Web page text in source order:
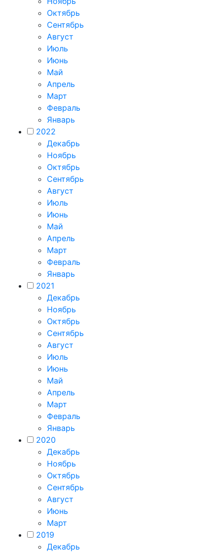
Октябрь
Сентябрь
Август
Июль
Июнь
Май
Апрель
Март
Февраль
Январь
2022
Декабрь
Ноябрь
Октябрь
Сентябрь
Август
Июль
Июнь
Май
Апрель
Март
Февраль
Январь
2021
Декабрь
Ноябрь
Октябрь
Сентябрь
Август
Июль
Июнь
Май
Апрель
Март
Февраль
Январь
2020
Декабрь
Ноябрь
Октябрь
Сентябрь
Август
Июнь
Март
2019
Декабрь